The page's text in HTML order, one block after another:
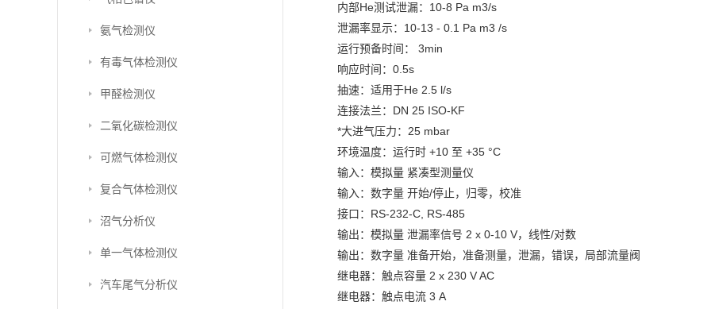
氨气检测仪
有毒气体检测仪
甲醛检测仪
二氧化碳检测仪
可燃气体检测仪
复合气体检测仪
沼气分析仪
单一气体检测仪
汽车尾气分析仪
内部He测试泄漏：10-8 Pa m3/s
泄漏率显示：10-13 - 0.1 Pa m3 /s
运行预备时间： 3min
响应时间：0.5s
抽速：适用于He 2.5 l/s
连接法兰：DN 25 ISO-KF
*大进气压力：25 mbar
环境温度：运行时 +10 至 +35 °C
输入：模拟量 紧凑型测量仪
输入：数字量 开始/停止，归零，校准
接口：RS-232-C, RS-485
输出：模拟量 泄漏率信号 2 x 0-10 V，线性/对数
输出：数字量 准备开始，准备测量，泄漏，错误，局部流量阀
继电器：触点容量 2 x 230 V AC
继电器：触点电流 3 A